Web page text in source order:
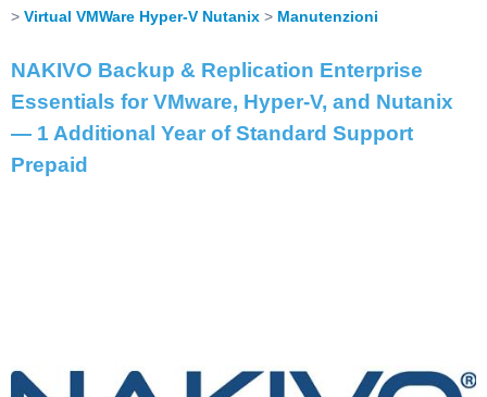
Chi siamo
Prodotti
Corsi
Virtual VMWare Hyper-V Nutanix Manutenzioni
NAKIVO Backup & Replication Enterprise
Essentials for VMware, Hyper-V, and Nutanix
— 1 Additional Year of Standard Support
Prepaid